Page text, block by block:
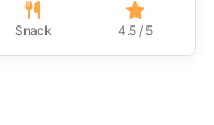
Snack 4.5 / 5